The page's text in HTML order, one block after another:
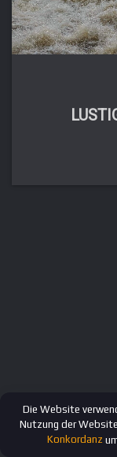
Die Website
Nutzung der
Konkordanz